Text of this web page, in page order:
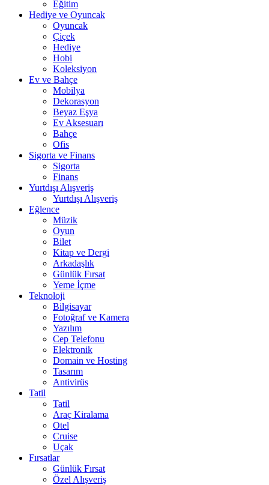
Eğitim
Hediye ve Oyuncak
Oyuncak
Çiçek
Hediye
Hobi
Koleksiyon
Ev ve Bahçe
Mobilya
Dekorasyon
Beyaz Eşya
Ev Aksesuarı
Bahçe
Ofis
Sigorta ve Finans
Sigorta
Finans
Yurtdışı Alışveriş
Yurtdışı Alışveriş
Eğlence
Müzik
Oyun
Bilet
Kitap ve Dergi
Arkadaşlık
Günlük Fırsat
Yeme İçme
Teknoloji
Bilgisayar
Fotoğraf ve Kamera
Yazılım
Cep Telefonu
Elektronik
Domain ve Hosting
Tasarım
Antivirüs
Tatil
Tatil
Araç Kiralama
Otel
Cruise
Uçak
Fırsatlar
Günlük Fırsat
Özel Alışveriş